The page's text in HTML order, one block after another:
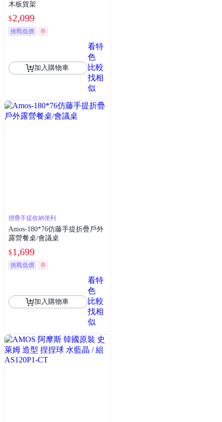
木板貨架
$2,099
挑戰低價 券
加入購物車
看特
色
比較
找相
似
摺疊手提收納便利
Amos-180*76仿藤手提折疊戶外
露營餐桌/會議桌
$1,699
挑戰低價 券
加入購物車
看特
色
比較
找相
似